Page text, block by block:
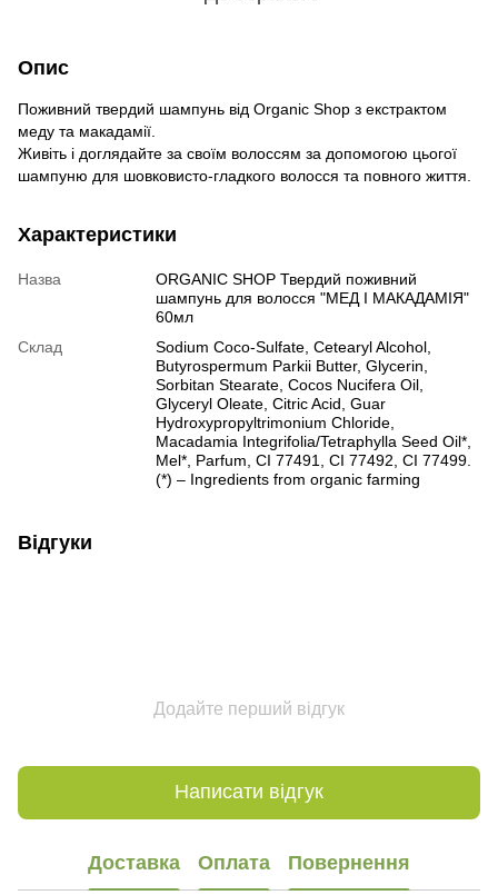
Опис
Поживний твердий шампунь від Organic Shop з екстрактом
меду та макадамії.
Живіть і доглядайте за своїм волоссям за допомогою цьогої
шампуню для шовковисто-гладкого волосся та повного життя.
Характеристики
Назва
ORGANIC SHOP Твердий поживний
шампунь для волосся "МЕД І МАКАДАМІЯ"
60мл
Склад
Sodium Coco-Sulfate, Cetearyl Alcohol,
Butyrospermum Parkii Butter, Glycerin,
Sorbitan Stearate, Cocos Nucifera Oil,
Glyceryl Oleate, Citric Acid, Guar
Hydroxypropyltrimonium Chloride,
Macadamia Integrifolia/Tetraphylla Seed Oil*,
Mel*, Parfum, CI 77491, CI 77492, CI 77499.
(*) – Ingredients from organic farming
Відгуки
Додайте перший відгук
Написати відгук
Доставка Оплата Повернення